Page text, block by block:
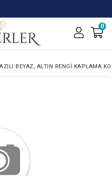
0
BEYAZ, ALTIN RENGI KAPLAMA